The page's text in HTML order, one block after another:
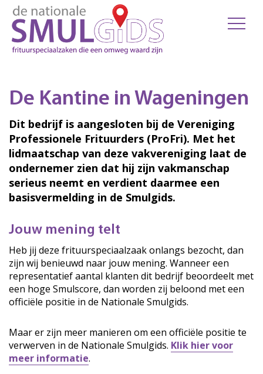
De Kantine in Wageningen
Dit bedrijf is aangesloten bij de Vereniging
Professionele Frituurders (ProFri). Met het
lidmaatschap van deze vakvereniging laat de
ondernemer zien dat hij zijn vakmanschap
serieus neemt en verdient daarmee een
basisvermelding in de Smulgids.
Jouw mening telt
Heb jij deze frituurspeciaalzaak onlangs bezocht, dan
zijn wij benieuwd naar jouw mening. Wanneer een
representatief aantal klanten dit bedrijf beoordeelt met
een hoge Smulscore, dan worden zij beloond met een
officiële positie in de Nationale Smulgids.
Maar er zijn meer manieren om een officiële positie te
verwerven in de Nationale Smulgids. Klik hier voor
meer informatie.